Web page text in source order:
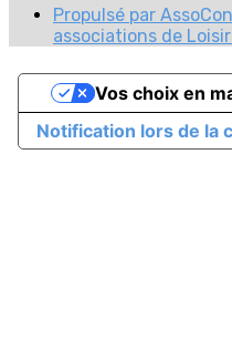
Propulsé par
associations de
Notification lors de la
Vos choix en